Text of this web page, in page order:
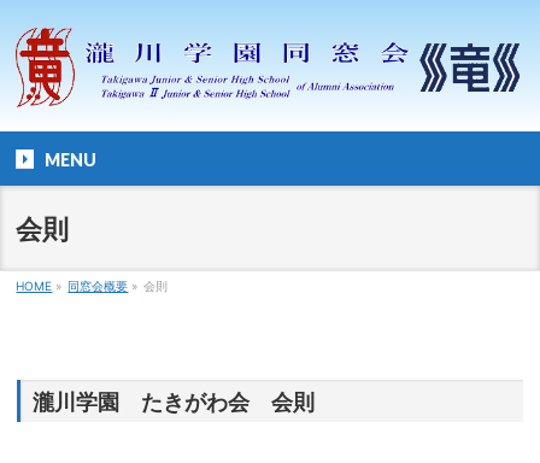
MENU
会則
HOME » 同窓会概要 » 会則
瀧川学園 たきがわ会 会則